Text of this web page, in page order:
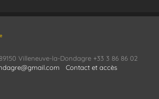
Villeneuve-la-Dondagre +33 3 86 86 02
Contact et accès